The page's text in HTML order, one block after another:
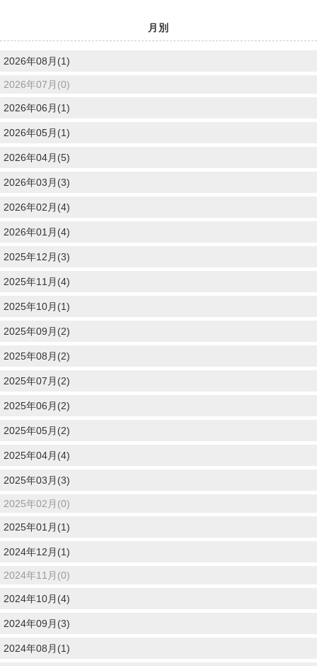
月別
2026年08月(1)
2026年07月(0)
2026年06月(1)
2026年05月(1)
2026年04月(5)
2026年03月(3)
2026年02月(4)
2026年01月(4)
2025年12月(3)
2025年11月(4)
2025年10月(1)
2025年09月(2)
2025年08月(2)
2025年07月(2)
2025年06月(2)
2025年05月(2)
2025年04月(4)
2025年03月(3)
2025年02月(0)
2025年01月(1)
2024年12月(1)
2024年11月(0)
2024年10月(4)
2024年09月(3)
2024年08月(1)